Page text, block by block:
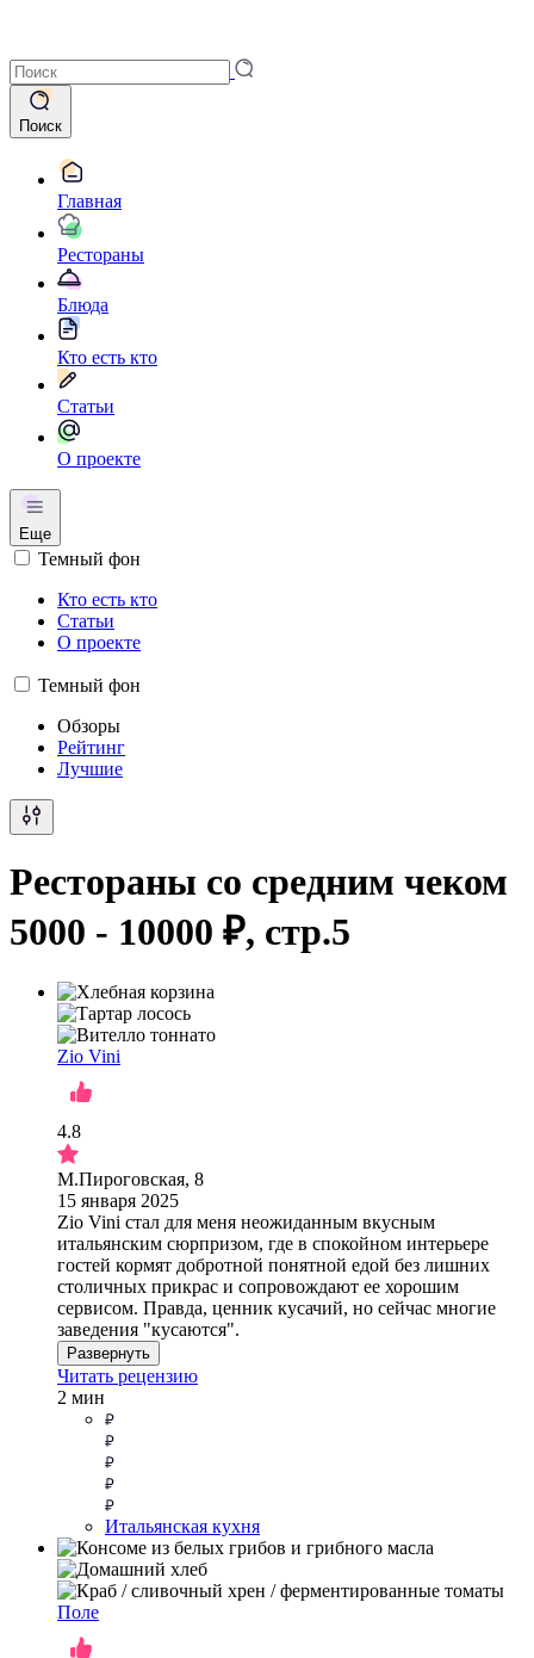
Поиск
Главная
Рестораны
Блюда
Кто есть кто
Статьи
О проекте
Еще
Темный фон
Кто есть кто
Статьи
О проекте
Темный фон
Обзоры
Рейтинг
Лучшие
Рестораны со средним чеком
5000 - 10000 ₽, стр.5
Zio Vini
4.8
М.Пироговская, 8
15 января 2025
Zio Vini стал для меня неожиданным вкусным
итальянским сюрпризом, где в спокойном интерьере
гостей кормят добротной понятной едой без лишних
столичных прикрас и сопровождают ее хорошим
сервисом. Правда, ценник кусачий, но сейчас многие
заведения "кусаются".
Развернуть
Читать рецензию
2 мин
Итальянская кухня
Поле